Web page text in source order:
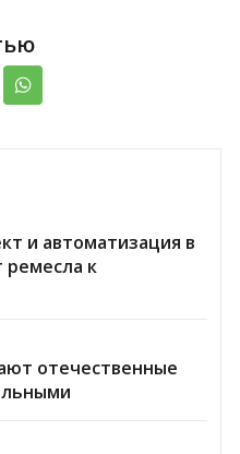
и автоматизация в
ремесла к
отечественные